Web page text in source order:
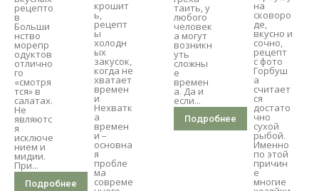
рецепто
в
Больши
нство
морепр
одуктов
отлично
го
«смотря
тся» в
салатах.
Не
являютс
я
исключе
нием и
мидии.
При...
Подробнее
крошит
ь,
рецепт
ы
холодн
ых
закусок,
когда не
хватает
времен
и
Нехватк
а
времен
и –
основна
я
пробле
ма
совреме
таить, у
любого
человек
а могут
возникн
уть
сложны
е
времен
а. Да и
если...
Подробнее
на
сковоро
де,
вкусно и
сочно,
рецепт
с фото
Горбуш
а
считает
ся
достато
чно
сухой
рыбой.
Именно
по этой
причин
е
многие